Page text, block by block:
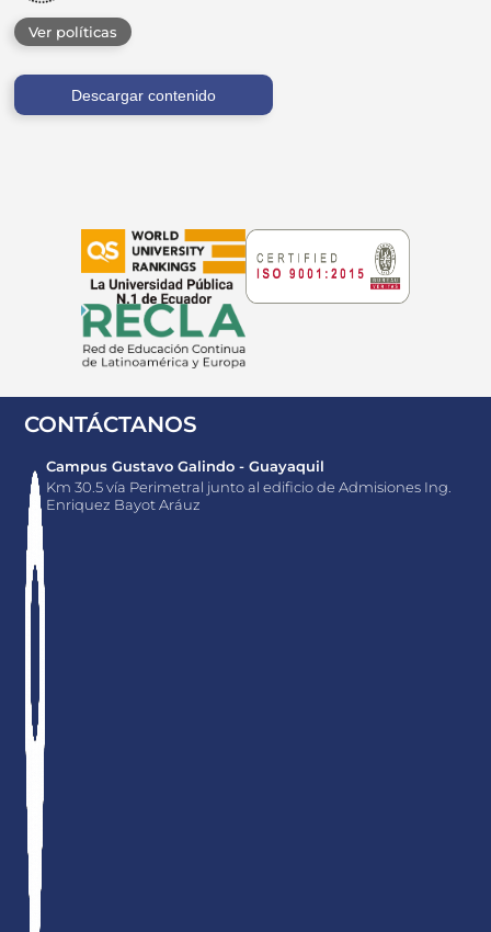
Ver políticas
Descargar contenido
CONTÁCTANOS
Campus Gustavo Galindo - Guayaquil
Km 30.5 vía Perimetral junto al edificio de Admisiones Ing.
Enriquez Bayot Aráuz